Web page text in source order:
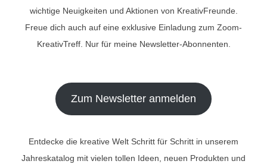
wichtige Neuigkeiten und Aktionen von KreativFreunde.
Freue dich auch auf eine exklusive Einladung zum Zoom-
KreativTreff. Nur für meine Newsletter-Abonnenten.
Zum Newsletter anmelden
Entdecke die kreative Welt Schritt für Schritt in unserem
Jahreskatalog mit vielen tollen Ideen, neuen Produkten und